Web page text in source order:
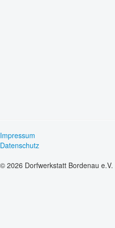
Impressum
Datenschutz
© 2026 Dorfwerkstatt Bordenau e.V.